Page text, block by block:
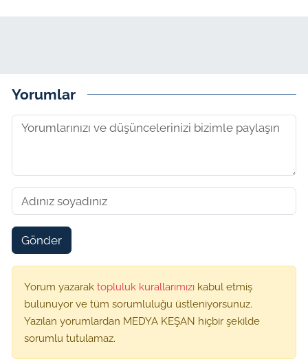
Yorumlar
Gönder
Yorum yazarak topluluk kurallarımızı kabul etmiş
bulunuyor ve tüm sorumluluğu üstleniyorsunuz.
Yazılan yorumlardan MEDYA KEŞAN hiçbir şekilde
sorumlu tutulamaz.